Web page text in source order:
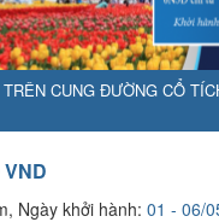
CUNG ĐƯỜNG CỔ
Ngày khởi hành: 01 - 06/